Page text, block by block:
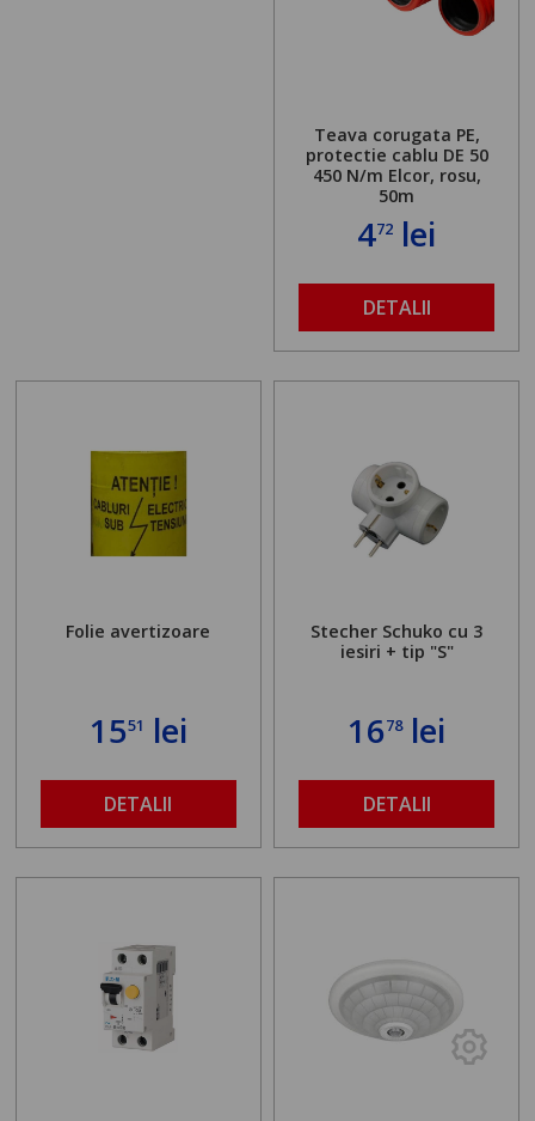
Teava corugata PE,
protectie cablu DE 50
450 N/m Elcor, rosu,
50m
472 lei
DETALII
Folie avertizoare
1551 lei
DETALII
Stecher Schuko cu 3
iesiri + tip "S"
1678lei
DETALII